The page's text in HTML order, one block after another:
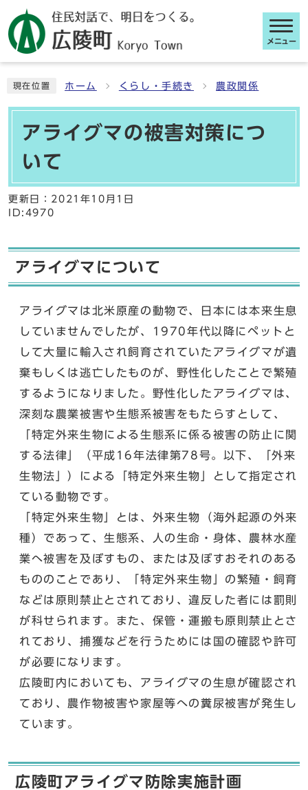
メニュー
現在位置 ホーム くらし・手続き 農政関係
アライグマの被害対策につ
いて
更新日： 2021年10月1日
ID:4970
アライグマについて
アライグマは北米原産の動物で、日本には本来生息
していませんでしたが、1970年代以降にペットと
して大量に輸入され飼育されていたアライグマが遺
棄もしくは逃亡したものが、野性化したことで繁殖
するようになりました。野性化したアライグマは、
深刻な農業被害や生態系被害をもたらすとして、
「特定外来生物による生態系に係る被害の防止に関
する法律」（平成16年法律第78号。以下、「外来
生物法」）による「特定外来生物」として指定され
ている動物です。
「特定外来生物」とは、外来生物（海外起源の外来
種）であって、生態系、人の生命・身体、農林水産
業へ被害を及ぼすもの、または及ぼすおそれのある
もののことであり、「特定外来生物」の繁殖・飼育
などは原則禁止とされており、違反した者には罰則
が科せられます。また、保管・運搬も原則禁止とさ
れており、捕獲などを行うためには国の確認や許可
が必要になります。
広陵町内においても、アライグマの生息が確認され
ており、農作物被害や家屋等への糞尿被害が発生し
ています。
広陵町アライグマ防除実施計画